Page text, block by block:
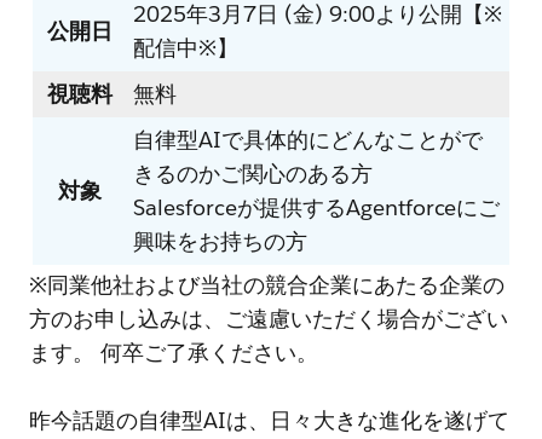
公開日
2025年3月7日 (金) 9:00より公開【※
配信中※】
視聴料
無料
対象
自律型AIで具体的にどんなことがで
きるのかご関心のある方
Salesforceが提供するAgentforceにご
興味をお持ちの方
※同業他社および当社の競合企業にあたる企業の
方のお申し込みは、ご遠慮いただく場合がござい
ます。 何卒ご了承ください。
昨今話題の自律型AIは、日々大きな進化を遂げて